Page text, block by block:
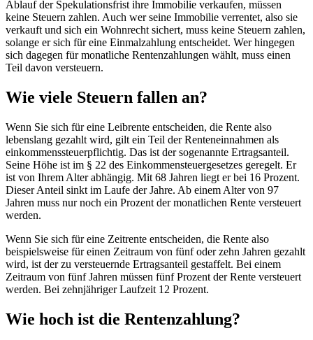
Ablauf der Spekulationsfrist ihre Immobilie verkaufen, müssen
keine Steuern zahlen. Auch wer seine Immobilie verrentet, also sie
verkauft und sich ein Wohnrecht sichert, muss keine Steuern zahlen,
solange er sich für eine Einmalzahlung entscheidet. Wer hingegen
sich dagegen für monatliche Rentenzahlungen wählt, muss einen
Teil davon versteuern.
Wie viele Steuern fallen an?
Wenn Sie sich für eine Leibrente entscheiden, die Rente also
lebenslang gezahlt wird, gilt ein Teil der Renteneinnahmen als
einkommenssteuerpflichtig. Das ist der sogenannte Ertragsanteil.
Seine Höhe ist im § 22 des Einkommensteuergesetzes geregelt. Er
ist von Ihrem Alter abhängig. Mit 68 Jahren liegt er bei 16 Prozent.
Dieser Anteil sinkt im Laufe der Jahre. Ab einem Alter von 97
Jahren muss nur noch ein Prozent der monatlichen Rente versteuert
werden.
Wenn Sie sich für eine Zeitrente entscheiden, die Rente also
beispielsweise für einen Zeitraum von fünf oder zehn Jahren gezahlt
wird, ist der zu versteuernde Ertragsanteil gestaffelt. Bei einem
Zeitraum von fünf Jahren müssen fünf Prozent der Rente versteuert
werden. Bei zehnjähriger Laufzeit 12 Prozent.
Wie hoch ist die Rentenzahlung?